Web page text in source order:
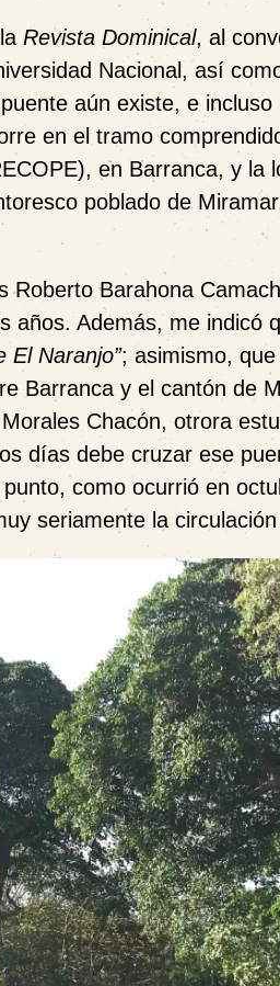
Revista Dominical, al
Nacional, así
aún existe, e incluso
en el tramo
en Barranca, y la
poblado de
Roberto Barahona
años. Además, me indicó
El Naranjo”; asimismo,
Barranca y el cantón de
Chacón, otrora
días debe cruzar ese
como ocurrió en
seriamente la